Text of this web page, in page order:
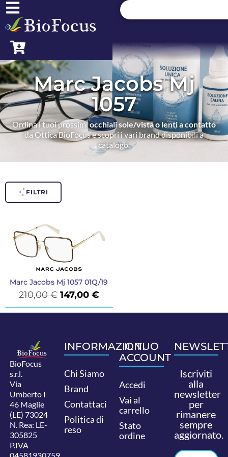
Marc Jacobs Mj
1057
Ordina i tuoi prossimiocchiali sole/vista o lenti a contatto
da Ottica BioFocus e scopri i vari brand disponibili a
catalogo.
FILTRI
Marc Jacobs Mj 1057 01Q/19
210,00€ 147,00 €
BioFocus
s.r.l.
Via
Umberto I
46 Maglie
(LE) 73024
N. Rea: LE-
305825
P.IVA
04581930759.
INFORMAZIONI
Chi Siamo
Brand
Contattaci
Politica di
reso
IL TUO
ACCOUNT
Accedi
Vai al
carrello
Stato
ordine
Iscriviti
alla
newsletter
per
rimanere
sempre
aggiornato.